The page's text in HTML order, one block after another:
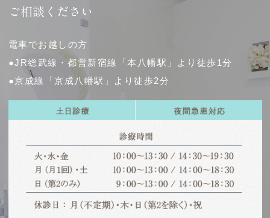
ご相談ください
電車でお越しの方
●JR総武線・都営新宿線「本八幡駅」より徒歩1分
●京成線「京成八幡駅」より徒歩2分